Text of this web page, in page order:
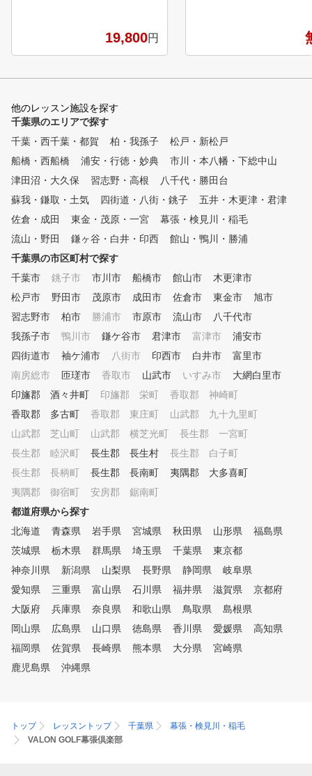
で悩んでいる方 ・ショートゲ
があれば、当店は大歓迎です！
19,800円
POINT１ 診断・カルテ
あなたに必要な練習方法
適のスイング理論をご提
ことで上達をサポートし
■POINT３ クラブフィッ
ング 現在のクラブが合っ
るか、レッスンプロがチ
いたします。また、次の
わせてご提案いたします
に必要な筋力は他のスポ
異なって限られています
宅でも簡単にできるトレ
グメニューも合わせて提
メント ほとんどのゴルフ
がこの部分でスコアをロ
います。スコアアップに
コースマネジメントやメ
トレーニング含めてレッ
たします。
他のレッスン施設を探す
千葉県のエリアで探す
千葉・西千葉・都賀
柏・我孫子
松戸・新松戸
船橋・西船橋
浦安・行徳・妙典
市川・本八幡・下総中山
津田沼・大久保
習志野・高根
八千代・勝田台
蘇我・鎌取・土気
四街道・八街・銚子
五井・木更津・君津
佐倉・成田
東金・茂原・一宮
幕張・検見川・稲毛
流山・野田
鎌ヶ谷・白井・印西
館山・鴨川・勝浦
千葉県の市区町村で探す
千葉市
銚子市 市川市 船橋市 館山市
木更津市
松戸市
野田市 茂原市 成田市 佐倉市 東金市
旭市
習志野市
柏市 勝浦市 市原市 流山市
八千代市
我孫子市
鴨川市 鎌ケ谷市 君津市 富津市
浦安市
四街道市
袖ケ浦市 八街市 印西市 白井市
富里市
南房総市
匝瑳市 香取市 山武市 いすみ市
大網白里市
印旛郡 酒々井町
印旛郡 栄町
香取郡 神崎町
香取郡 多古町
香取郡 東庄町
山武郡 九十九里町
山武郡 芝山町
山武郡 横芝光町
長生郡 一宮町
長生郡 睦沢町
長生郡 長生村
長生郡 白子町
長生郡 長柄町
長生郡 長南町
夷隅郡 大多喜町
夷隅郡 御宿町
安房郡 鋸南町
都道府県から探す
北海道
青森県 岩手県 宮城県 秋田県 山形県
福島県
茨城県
栃木県 群馬県 埼玉県 千葉県
東京都
神奈川県
新潟県 山梨県 長野県 静岡県
岐阜県
愛知県
三重県 富山県 石川県 福井県 滋賀県
京都府
大阪府
兵庫県 奈良県 和歌山県 鳥取県
島根県
岡山県
広島県 山口県 徳島県 香川県 愛媛県
高知県
福岡県
佐賀県 長崎県 熊本県 大分県
宮崎県
鹿児島県
沖縄県
トップ レッスントップ 千葉県
幕張・検見川・稲毛
VALON GOLF幕張倶楽部